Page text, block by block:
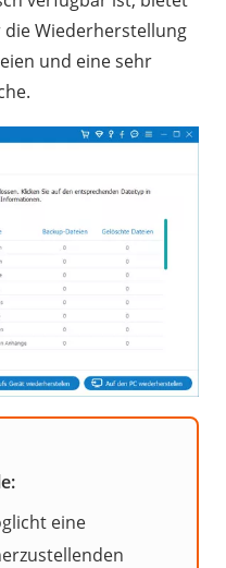
Wiederherstellung
und eine sehr
eine